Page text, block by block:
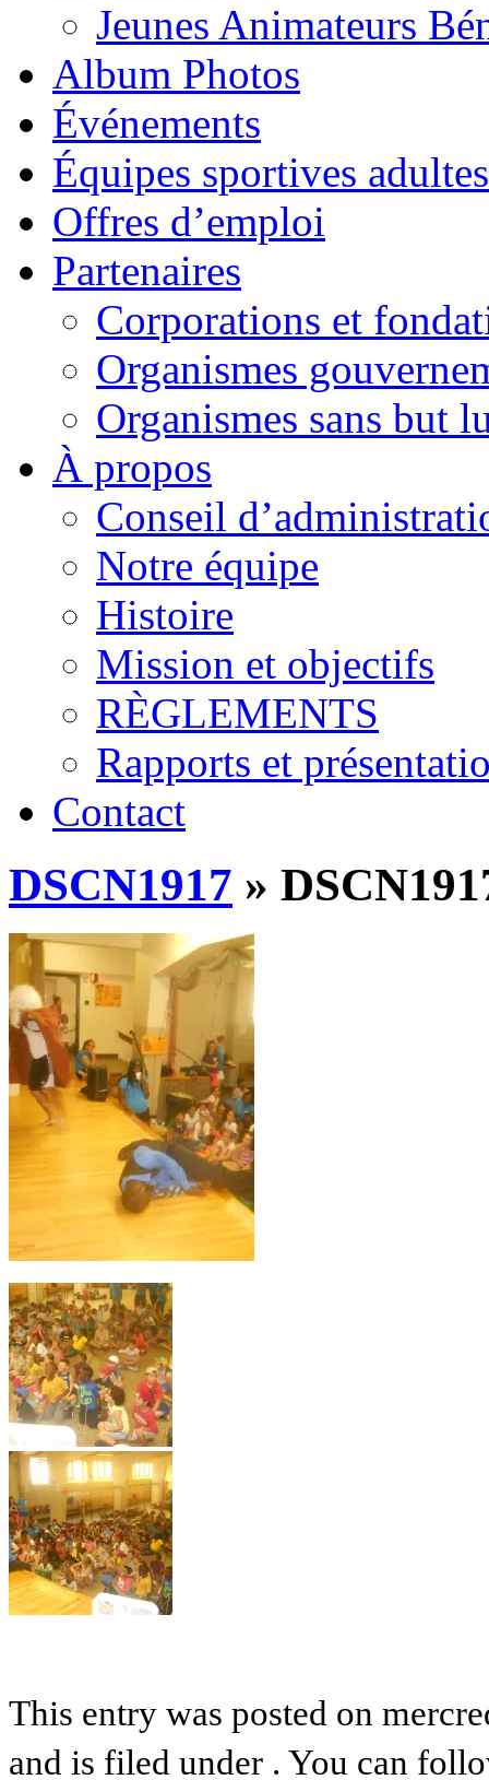
Jeunes Animateurs
Album Photos
Événements
Équipes sportives adultes
Offres d’emploi
Partenaires
Corporations et
Organismes
Organismes sans but
À propos
Conseil
Notre équipe
Histoire
Mission et objectifs
RÈGLEMENTS
Rapports et
Contact
DSCN1917 »
This entry was posted on
and is filed under . You can